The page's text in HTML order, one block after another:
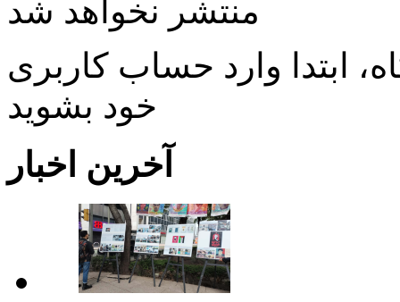
منتشر نخواهد شد
ابتدا وارد حساب كاربری
خود بشويد
آخرین اخبار